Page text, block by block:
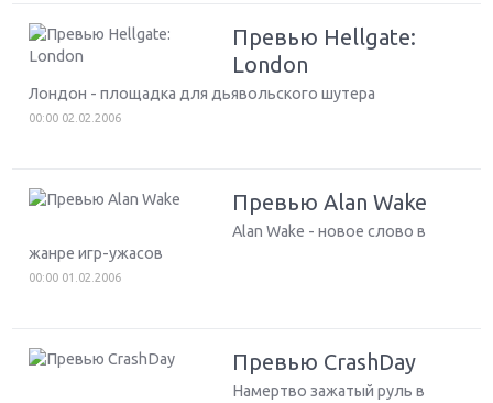
Превью Hellgate:
London
Лондон - площадка для дьявольского шутера
00:00 02.02.2006
Превью Alan Wake
Alan Wake - новое слово в
жанре игр-ужасов
00:00 01.02.2006
Превью CrashDay
Намертво зажатый руль в